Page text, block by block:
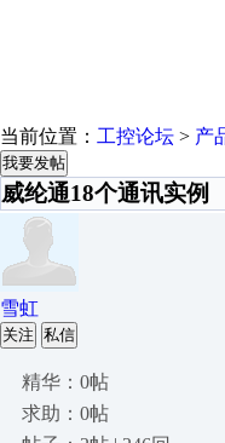
当前位置： 工控论坛 > 产
我要发帖
威纶通18个通讯实例
雪虹
关注 私信
精华：0帖
求助：0帖